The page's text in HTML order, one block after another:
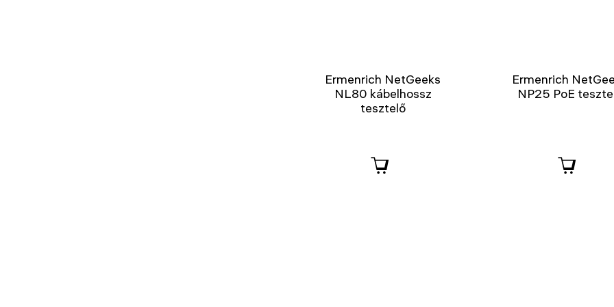
Ermenrich NetGeeks
NL80 kábelhossz
tesztelő
Ermenrich
NP25 PoE